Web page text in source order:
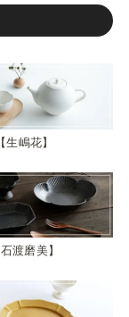
生嶋花
石渡磨美